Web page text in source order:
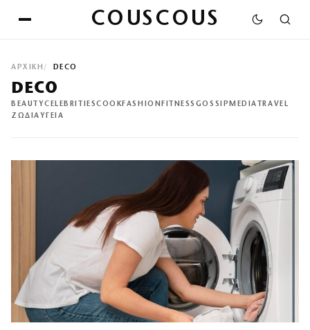
COUSCOUS
ΑΡΧΙΚΉ DECO
DECO
BEAUTYCELEBRITIESCOOKFASHION FITNESS GOSSIP MEDIA
TRAVEL
ΖΩΔΙΑ ΥΓΕΙΑ